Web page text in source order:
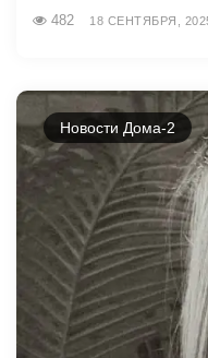
482 18 СЕНТЯБРЯ,
Новости Дома-2